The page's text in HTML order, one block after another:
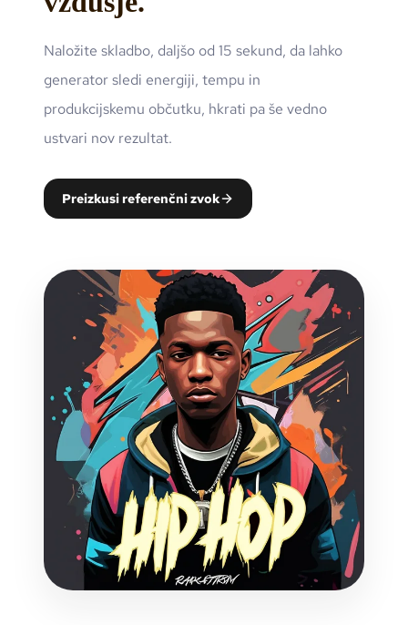
Naložite skladbo, daljšo od 15 sekund, da lahko
generator sledi energiji, tempu in
produkcijskemu občutku, hkrati pa še vedno
ustvari nov rezultat.
Preizkusi referenčni zvok